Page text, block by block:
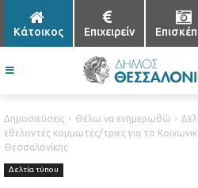
Κάτοικος Επιχειρείν
Δημοσιεύσεις Θέλω να ενημερωθώ
εθελοντές κομμωτές/τριες για το
Θεσσαλονίκης
Δελτία τύπου